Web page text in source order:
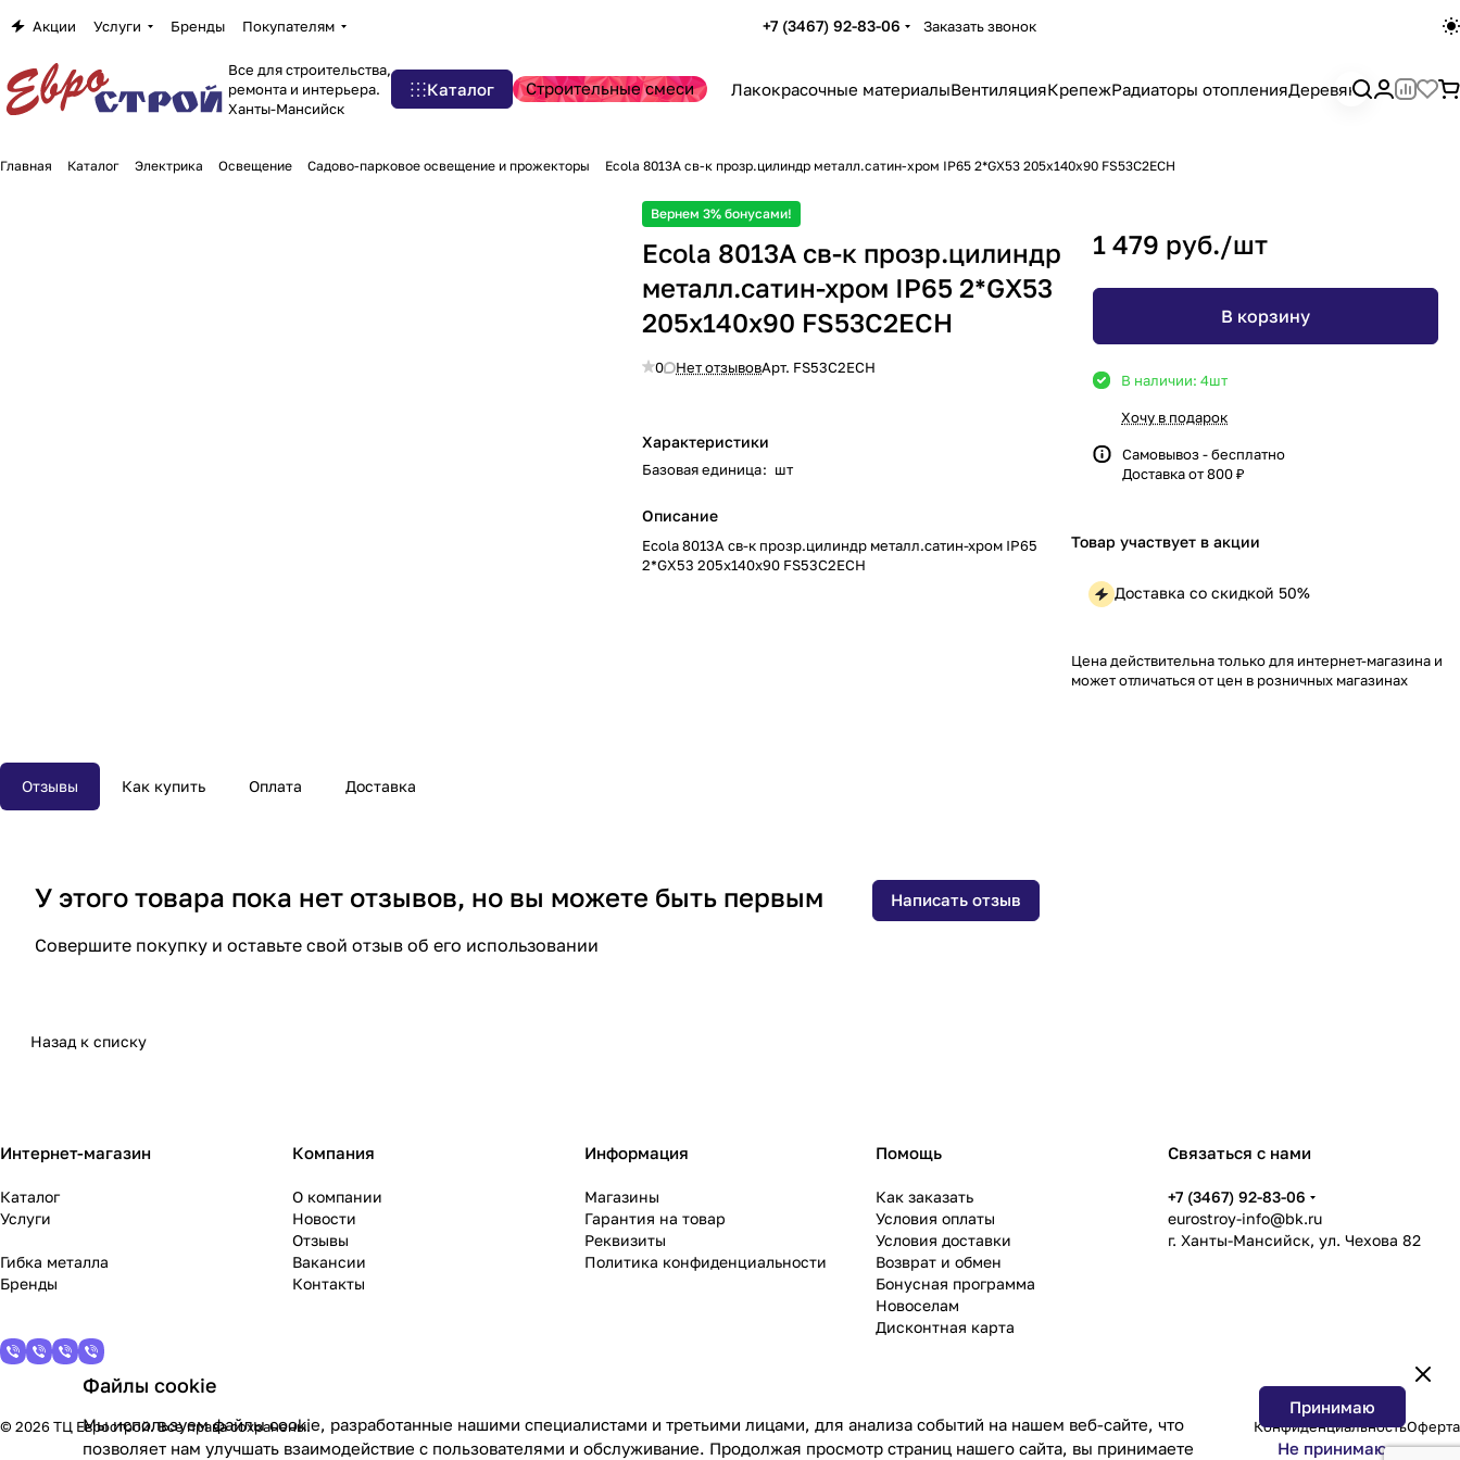
Акции Услуги Бренды Покупателям +7 (3467) 92-83-06 Заказать звонок
Все для строительства,
ремонта и интерьера.
Ханты-Мансийск
Каталог Строительные смеси Лакокрасочные материалыВентиляцияКрепежРадиаторы отопленияДеревянный
Главная Каталог Электрика Освещение Садово-парковое освещение и прожекторы Ecola 8013A св-к прозр.цилиндр металл.сатин-хром IP65 2*GX53 205х140х90 FS53C2ECH
Вернем 3% бонусами!
Ecola 8013A св-к прозр.цилиндр
металл.сатин-хром IP65 2*GX53
205х140х90 FS53C2ECH
0 Нет отзывовАрт. FS53C2ECH
Характеристики
Базовая единица: шт
Описание
Ecola 8013A св-к прозр.цилиндр металл.сатин-хром IP65
2*GX53 205х140х90 FS53C2ECH
1 479 руб./шт
В корзину
В наличии: 4шт
Хочу в подарок
Самовывоз - бесплатно
Доставка от 800 ₽
Товар участвует в акции
Доставка со скидкой 50%
Цена действительна только для интернет-магазина и
может отличаться от цен в розничных магазинах
Отзывы Как купить Оплата Доставка
У этого товара пока нет отзывов, но вы можете быть первым
Совершите покупку и оставьте свой отзыв об его использовании
Написать отзыв
Назад к списку
Интернет-магазин
Каталог
Услуги
Гибка металла
Бренды
Компания
О компании
Новости
Отзывы
Вакансии
Контакты
Информация
Магазины
Гарантия на товар
Реквизиты
Политика конфиденциальности
Помощь
Как заказать
Условия оплаты
Условия доставки
Возврат и обмен
Бонусная программа
Новоселам
Дисконтная карта
Связаться с нами
+7 (3467) 92-83-06
eurostroy-info@bk.ru
г. Ханты-Мансийск, ул. Чехова 82
© 2026 ТЦ Еврострой. Все права сохранены. КонфиденциальностьОферта
Файлы cookie
Мы используем файлы cookie, разработанные нашими специалистами и третьими лицами, для анализа событий на нашем веб-сайте, что
позволяет нам улучшать взаимодействие с пользователями и обслуживание. Продолжая просмотр страниц нашего сайта, вы принимаете
Принимаю
Не принимаю